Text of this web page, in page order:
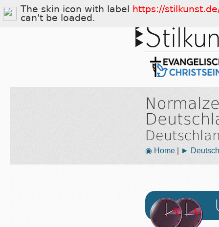
◉ Home| ►
The skin icon with label
https://
can't be loaded.